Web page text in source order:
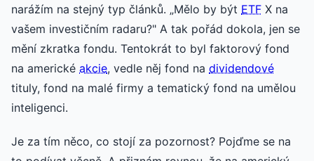
narážím na stejný typ článků. „Mělo by být ETF X na
vašem investičním radaru?" A tak pořád dokola, jen se
mění zkratka fondu. Tentokrát to byl faktorový fond
na americké akcie, vedle něj fond na dividendové
tituly, fond na malé firmy a tematický fond na umělou
inteligenci.
Je za tím něco, co stojí za pozornost? Pojďme se na